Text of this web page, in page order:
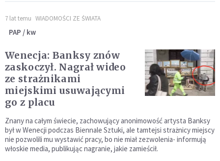
7 lat temu WIADOMOŚCI ZE ŚWIATA
PAP / kw
Wenecja: Banksy znów
zaskoczył. Nagrał wideo
ze strażnikami
miejskimi usuwającymi
go z placu
Znany na całym świecie, zachowujący anonimowość artysta Banksy
był w Wenecji podczas Biennale Sztuki, ale tamtejsi strażnicy miejscy
nie pozwolili mu wystawić pracy, bo nie miał zezwolenia- informują
włoskie media, publikując nagranie, jakie zamieścił.